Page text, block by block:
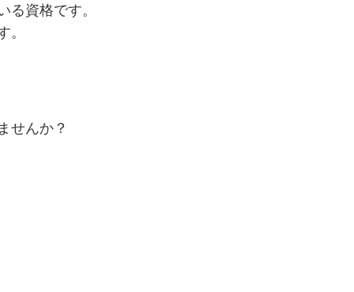
資格です。
。
せんか？